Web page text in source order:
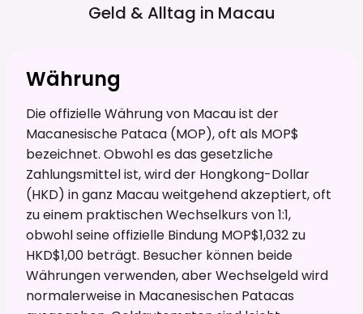
Geld & Alltag in Macau
Währung
Die offizielle Währung von Macau ist der
Macanesische Pataca (MOP), oft als MOP$
bezeichnet. Obwohl es das gesetzliche
Zahlungsmittel ist, wird der Hongkong-Dollar
(HKD) in ganz Macau weitgehend akzeptiert, oft
zu einem praktischen Wechselkurs von 1:1,
obwohl seine offizielle Bindung MOP$1,032 zu
HKD$1,00 beträgt. Besucher können beide
Währungen verwenden, aber Wechselgeld wird
normalerweise in Macanesischen Patacas